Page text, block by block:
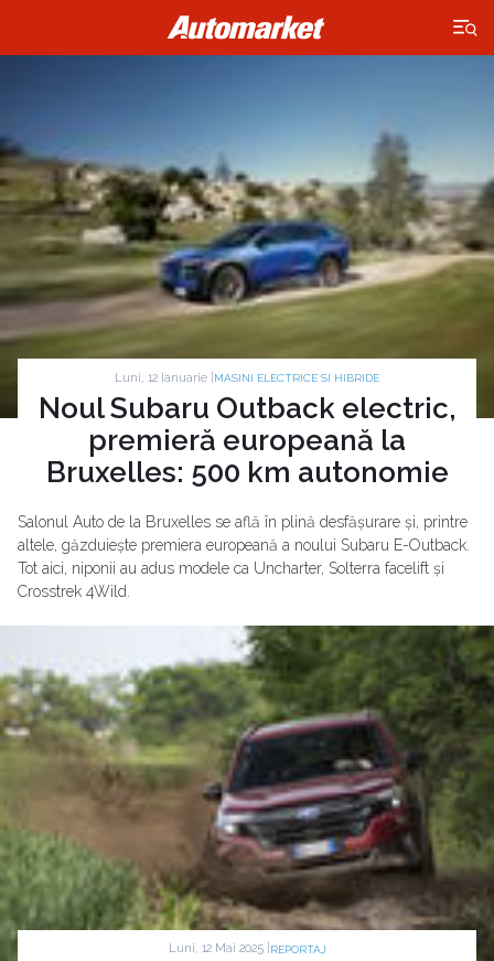
×
Luni, 12 Ianuarie | MASINI ELECTRICE SI HIBRIDE
Noul Subaru Outback electric,
premieră europeană la
Bruxelles: 500 km autonomie
Salonul Auto de la Bruxelles se află în plină desfășurare și, printre
altele, găzduiește premiera europeană a noului Subaru E-Outback.
Tot aici, niponii au adus modele ca Uncharter, Solterra facelift și
Crosstrek 4Wild.
Luni, 12 Mai 2025 | REPORTAJ